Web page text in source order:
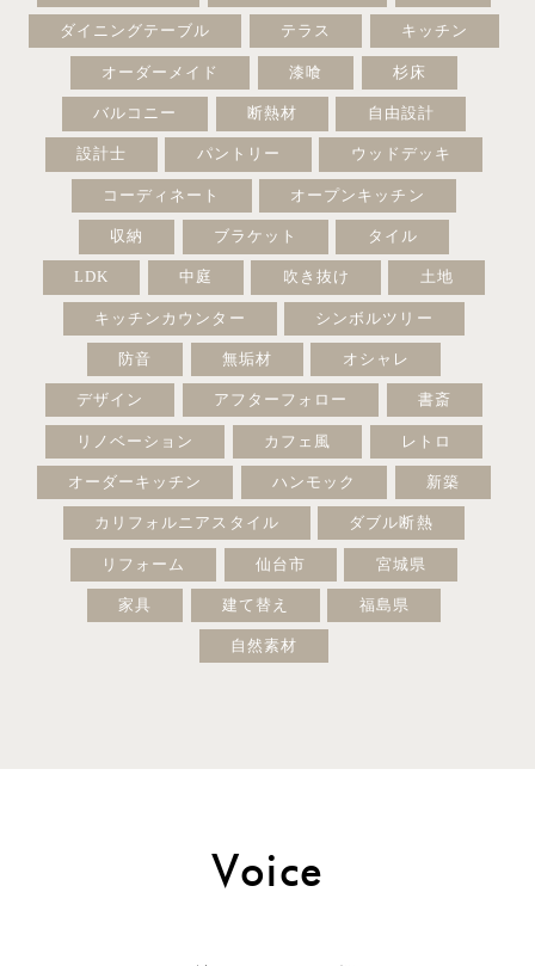
ダイニングテーブル テラス キッチン
オーダーメイド 漆喰 杉床
バルコニー 断熱材 自由設計
設計士 パントリー ウッドデッキ
コーディネート オープンキッチン
収納 ブラケット タイル
LDK 中庭 吹き抜け 土地
キッチンカウンター シンボルツリー
防音 無垢材 オシャレ
デザイン アフターフォロー 書斎
リノベーション カフェ風 レトロ
オーダーキッチン ハンモック 新築
カリフォルニアスタイル ダブル断熱
リフォーム 仙台市 宮城県
家具 建て替え 福島県
自然素材
Voice